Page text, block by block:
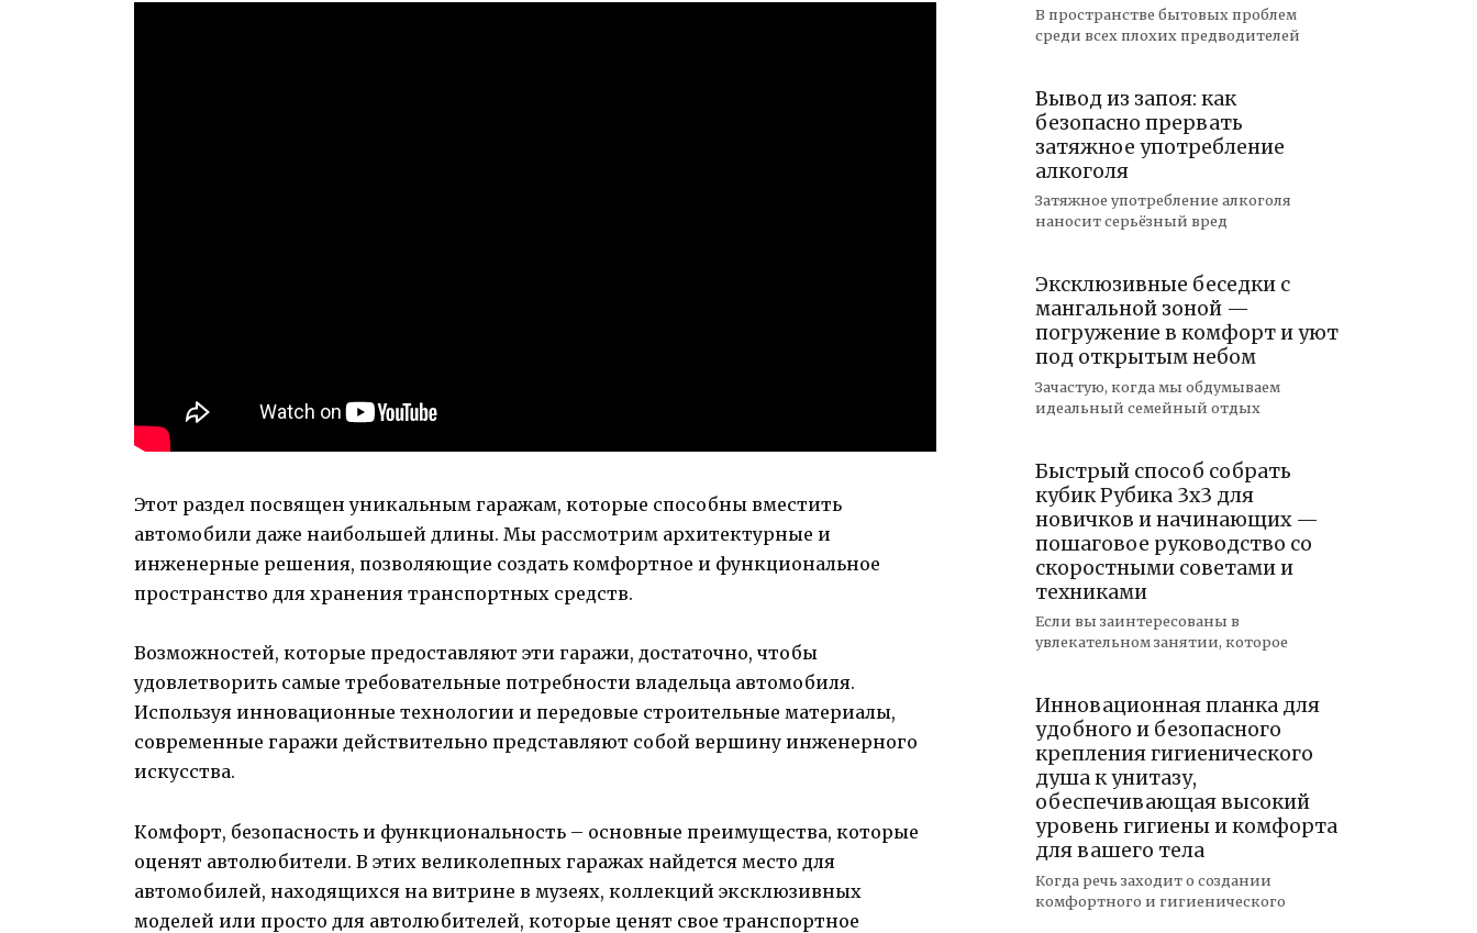
Этот раздел посвящен уникальным гаражам, которые способны вместить
автомобили даже наибольшей длины. Мы рассмотрим архитектурные и
инженерные решения, позволяющие создать комфортное и функциональное
пространство для хранения транспортных средств.
Возможностей, которые предоставляют эти гаражи, достаточно, чтобы
удовлетворить самые требовательные потребности владельца автомобиля.
Используя инновационные технологии и передовые строительные материалы,
современные гаражи действительно представляют собой вершину инженерного
искусства.
Комфорт, безопасность и функциональность – основные преимущества, которые
оценят автолюбители. В этих великолепных гаражах найдется место для
автомобилей, находящихся на витрине в музеях, коллекций эксклюзивных
моделей или просто для автолюбителей, которые ценят свое транспортное
В пространстве бытовых проблем
среди всех плохих предводителей
Вывод из запоя: как
безопасно прервать
затяжное употребление
алкоголя
Затяжное употребление алкоголя
наносит серьёзный вред
Эксклюзивные беседки с
мангальной зоной —
погружение в комфорт и уют
под открытым небом
Зачастую, когда мы обдумываем
идеальный семейный отдых
Быстрый способ собрать
кубик Рубика 3х3 для
новичков и начинающих —
пошаговое руководство со
скоростными советами и
техниками
Если вы заинтересованы в
увлекательном занятии, которое
Инновационная планка для
удобного и безопасного
крепления гигиенического
душа к унитазу,
обеспечивающая высокий
уровень гигиены и комфорта
для вашего тела
Когда речь заходит о создании
комфортного и гигиенического